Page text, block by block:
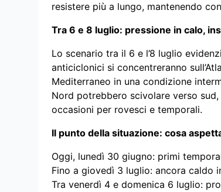
resistere più a lungo, mantenendo
Tra 6 e 8 luglio: pressione in calo,
Lo scenario tra il 6 e l’8 luglio
anticiclonici si concentreranno
Mediterraneo in una condizione
Nord potrebbero scivolare verso
occasioni per rovesci e temporali.
Il punto della situazione: cosa
Oggi, lunedì 30 giugno: primi
Fino a giovedì 3 luglio: ancora caldo
Tra venerdì 4 e domenica 6 luglio: